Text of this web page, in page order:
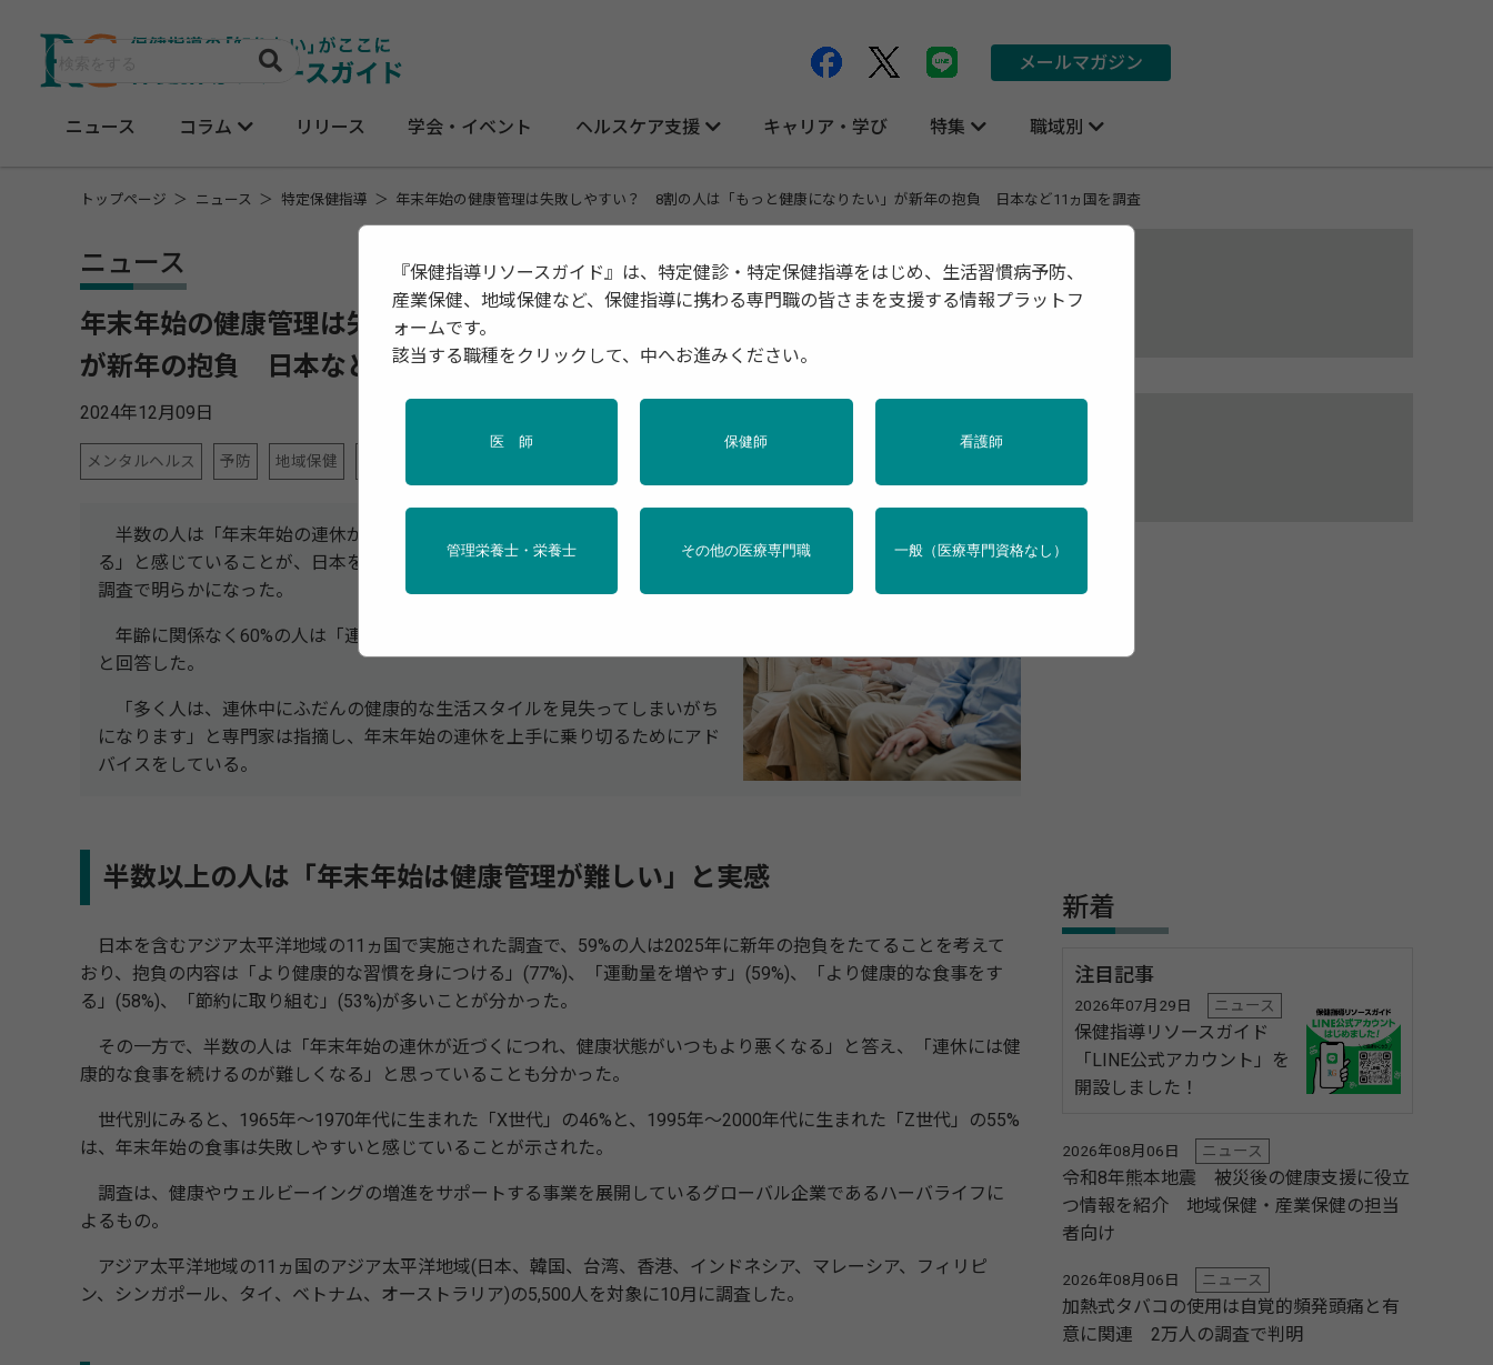
ニュース コラム リリース 学会・イベント ヘルスケア支援 キャリア・学び 特集 職域別
メールマガジン
トップページ ニュース 特定保健指導 年末年始の健康管理は失敗しやすい？ 8割の人は「もっと健康になりたい」が新年の抱負 日本など11ヵ国を調査
ニュース
年末年始の健康管理は失敗しやすい？ 8割の人は「もっと健康になりたい」
が新年の抱負 日本など11ヵ国を調査
2024年12月09日
メンタルヘルス 予防 地域保健
半数の人は「年末年始の連休が近づくにつれ、健康状態がいつもより悪くな
る」と感じていることが、日本を含むアジア太平洋地域の11ヵ国で実施された
調査で明らかになった。
年齢に関係なく60%の人は「連休の食事はうまくいかなくなることがある」
と回答した。
「多く人は、連休中にふだんの健康的な生活スタイルを見失ってしまいがち
になります」と専門家は指摘し、年末年始の連休を上手に乗り切るためにアド
バイスをしている。
半数以上の人は「年末年始は健康管理が難しい」と実感
日本を含むアジア太平洋地域の11ヵ国で実施された調査で、59%の人は2025年に新年の抱負をたてることを考えて
おり、抱負の内容は「より健康的な習慣を身につける」(77%)、「運動量を増やす」(59%)、「より健康的な食事をす
る」(58%)、「節約に取り組む」(53%)が多いことが分かった。
その一方で、半数の人は「年末年始の連休が近づくにつれ、健康状態がいつもより悪くなる」と答え、「連休には健
康的な食事を続けるのが難しくなる」と思っていることも分かった。
世代別にみると、1965年～1970年代に生まれた「X世代」の46%と、1995年～2000年代に生まれた「Z世代」の55%
は、年末年始の食事は失敗しやすいと感じていることが示された。
調査は、健康やウェルビーイングの増進をサポートする事業を展開しているグローバル企業であるハーバライフに
よるもの。
アジア太平洋地域の11ヵ国のアジア太平洋地域(日本、韓国、台湾、香港、インドネシア、マレーシア、フィリピ
ン、シンガポール、タイ、ベトナム、オーストラリア)の5,500人を対象に10月に調査した。
新着
注目記事
2026年07月29日 ニュース
保健指導リソースガイド
「LINE公式アカウント」を
開設しました！
2026年08月06日 ニュース
令和8年熊本地震 被災後の健康支援に役立
つ情報を紹介 地域保健・産業保健の担当
者向け
2026年08月06日 ニュース
加熱式タバコの使用は自覚的頻発頭痛と有
意に関連 2万人の調査で判明
『保健指導リソースガイド』は、特定健診・特定保健指導をはじめ、生活習慣病予防、
産業保健、地域保健など、保健指導に携わる専門職の皆さまを支援する情報プラットフ
ォームです。
該当する職種をクリックして、中へお進みください。
医 師 保健師 看護師
管理栄養士・栄養士 その他の医療専門職 一般（医療専門資格なし）